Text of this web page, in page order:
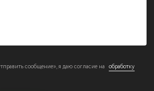
сообщение», я даю согласие на обработку